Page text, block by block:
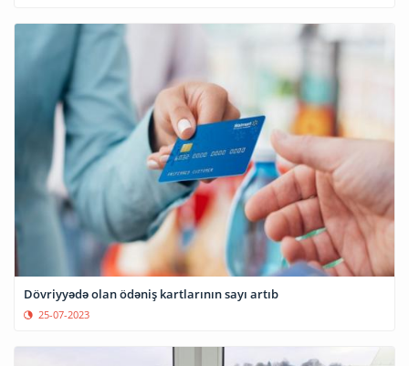
Dövriyyədə olan ödəniş kartlarının sayı artıb
25-07-2023